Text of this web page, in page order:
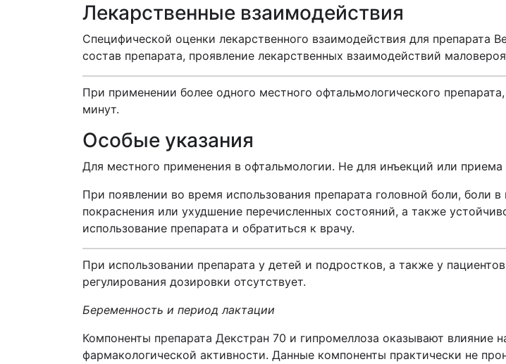
Лекарственные взаимодействия
Специфической оценки лекарственного взаимодействия для препарата
состав препарата, проявление лекарственных взаимодействий
При применении более одного местного офтальмологического
минут.
Особые указания
Для местного применения в офтальмологии. Не для инъекций или приема
При появлении во время использования препарата головной боли, боли
покраснения или ухудшение перечисленных состояний, а также
использование препарата и обратиться к врачу.
При использовании препарата у детей и подростков, а также у
регулирования дозировки отсутствует.
Беременность и период лактации
Компоненты препарата Декстран 70 и гипромеллоза оказывают влияние
фармакологической активности. Данные компоненты практически не